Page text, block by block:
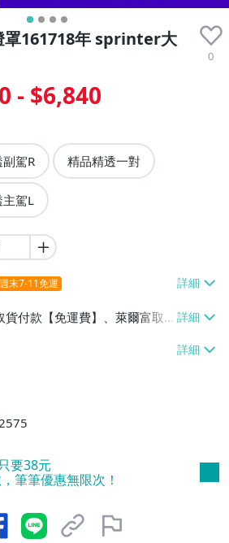
罩161718年 sprinter大
0
- $6,840
駕R 精品精透一對
駕L
週末7-11免運
貨付款【免運費】、萊爾富取
費】
要38元
筆筆優惠無限次！